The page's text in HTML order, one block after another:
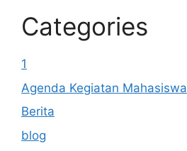
Categories
1
Agenda Kegiatan Mahasiswa
Berita
blog